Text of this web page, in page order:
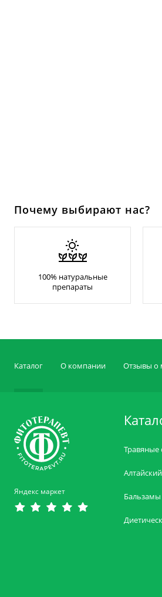
Почему выбирают нас?
100% натуральные
препараты
Каталог О компании Отзывы о
Яндекс маркет
Травяные
Бальзамы